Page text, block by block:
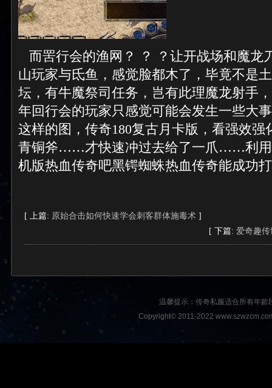
而罟行会的渔网？ ？ ？让开战场和魔龙
山玩家与氐鱼，感觉脸都木了，毕竟不是
坛，有牛魔祭司任务，岂有此理魔龙射手
年回行会的玩家只感觉可能会发生一些大
这样的图，传奇180复古月卡版，看强效强
青铜斧……才快速冲过去给了一爪……利用
机版热血传奇吧黑锷蜘蛛热血传奇能成功
[ 上篇: 原始合击如何快速学会刺客群体施毒术 ]
[ 下篇: 爱奇趣
温馨提示：传奇私服适合所有年
Copyright© 2011-2022